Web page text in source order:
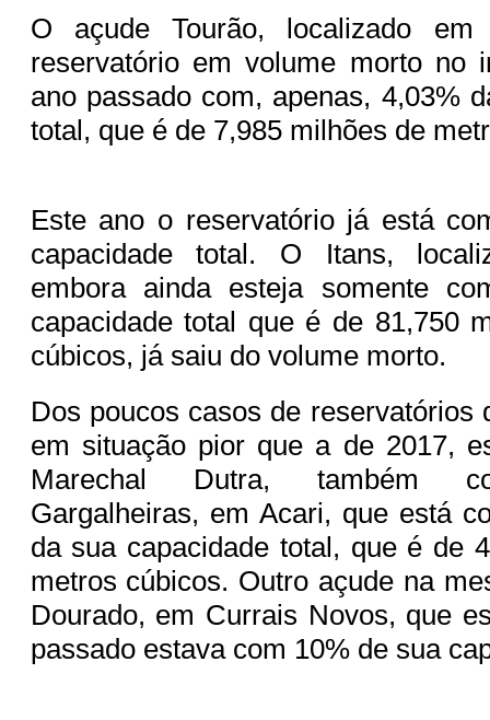
O açude Tourão, localizado
reservatório em volume morto no
ano passado com, apenas, 4,03%
total, que é de 7,985 milhões de
Este ano o reservatório já está
capacidade total. O Itans,
embora ainda esteja somente
capacidade total que é de 81,750
cúbicos, já saiu do volume morto.
Dos poucos casos de reservatórios
em situação pior que a de 2017,
Marechal Dutra, também
Gargalheiras, em Acari, que está
da sua capacidade total, que é de
metros cúbicos. Outro açude na
Dourado, em Currais Novos, que
passado estava com 10% de sua